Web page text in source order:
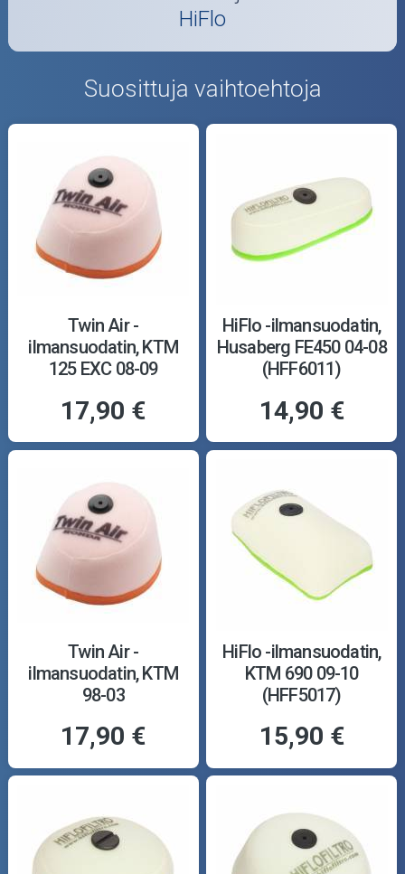
HiFlo
Suosittuja vaihtoehtoja
Twin Air -
ilmansuodatin, KTM
125 EXC 08-09
17,90 €
HiFlo -ilmansuodatin,
Husaberg FE450 04-08
(HFF6011)
14,90 €
Twin Air -
ilmansuodatin, KTM
98-03
17,90 €
HiFlo -ilmansuodatin,
KTM 690 09-10
(HFF5017)
15,90 €